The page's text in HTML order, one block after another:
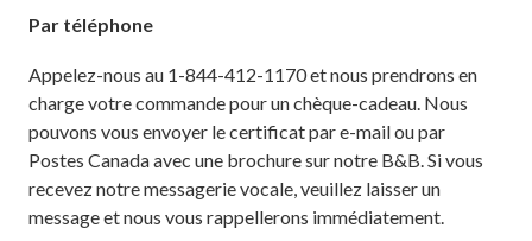
Par téléphone
Appelez-nous au 1-844-412-1170 et nous prendrons en
charge votre commande pour un chèque-cadeau. Nous
pouvons vous envoyer le certificat par e-mail ou par
Postes Canada avec une brochure sur notre B&B. Si vous
recevez notre messagerie vocale, veuillez laisser un
message et nous vous rappellerons immédiatement.